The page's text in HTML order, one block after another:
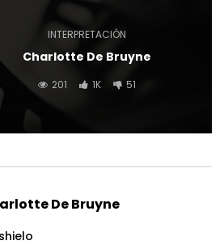
INTERPRETACIÓN
Charlotte De Bruyne
201 1K 51
De Bruyne